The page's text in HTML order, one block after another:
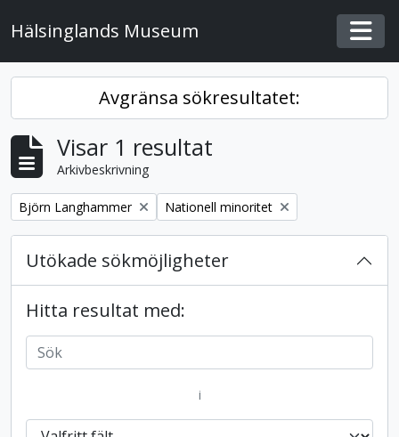
Hälsinglands Museum
Avgränsa sökresultatet:
Visar 1 resultat
Arkivbeskrivning
Remove filter:
Björn Langhammer Remove filter:
Nationell minoritet
Utökade sökmöjligheter
Hitta resultat med:
i